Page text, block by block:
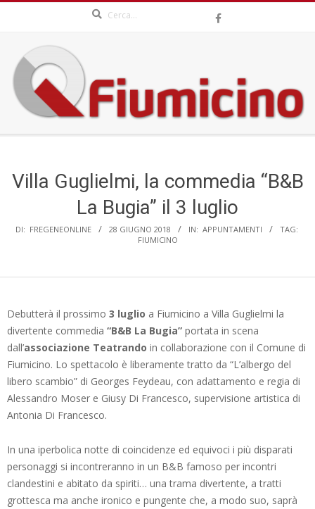
content
QFIUMICINO.COM
MenuVilla Guglielmi, la commedia “B&B
La Bugia” il 3 luglio
DI: FREGENEONLINE 28 GIUGNO 2018 IN: APPUNTAMENTI
TAG:
FIUMICINO
Debutterà il prossimo 3 luglio a Fiumicino a Villa Guglielmi la
divertente commedia “B&B La Bugia” portata in scena
dall’associazione Teatrando in collaborazione con il Comune di
Fiumicino. Lo spettacolo è liberamente tratto da “L’albergo del
libero scambio” di Georges Feydeau, con adattamento e regia di
Alessandro Moser e Giusy Di Francesco, supervisione artistica di
Antonia Di Francesco.
In una iperbolica notte di coincidenze ed equivoci i più disparati
personaggi si incontreranno in un B&B famoso per incontri
clandestini e abitato da spiriti… una trama divertente, a tratti
grottesca ma anche ironico e pungente che, a modo suo, saprà